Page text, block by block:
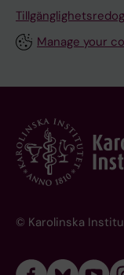
Manage your
© Karolinska